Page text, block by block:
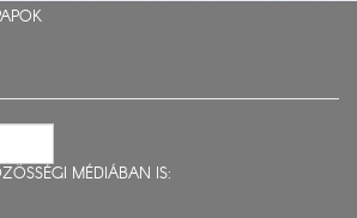
MÉDIÁBAN IS: